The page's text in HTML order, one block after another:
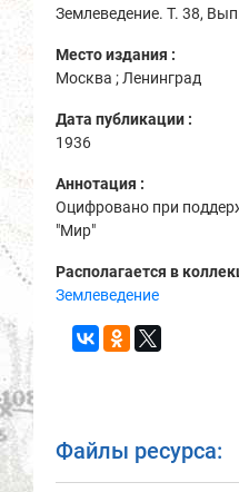
Землеведение. Т. 38,
Место издания :
Москва ; Ленинград
Дата публикации :
1936
Аннотация :
Оцифровано при
"Мир"
Располагается в
Землеведение
Файлы ресурса: